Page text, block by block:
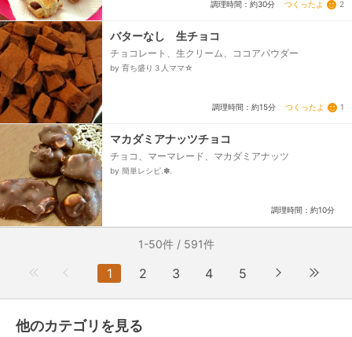
調理時間：約30分 つくったよ 2
バターなし 生チョコ
チョコレート、生クリーム、ココアパウダー
by 育ち盛り３人ママ☆
調理時間：約15分 つくったよ 1
マカダミアナッツチョコ
チョコ、マーマレード、マカダミアナッツ
by 簡単レシピ.✽.
調理時間：約10分
1-50件 / 591件
1 2 3 4 5
他のカテゴリを見る